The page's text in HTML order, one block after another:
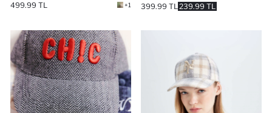
499.99 TL +1 239.99 TL
399.99 TL